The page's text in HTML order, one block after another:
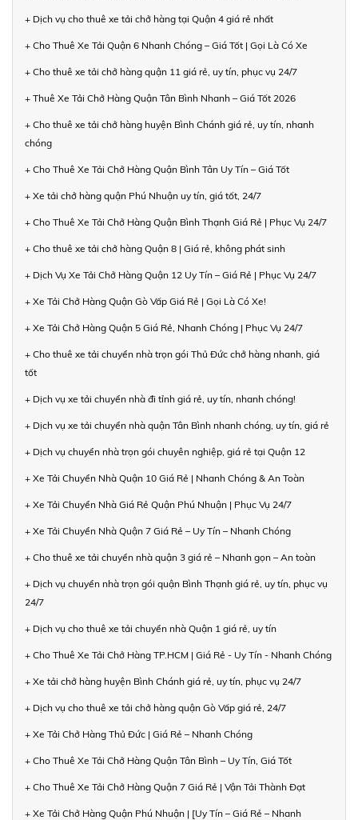
+ Dịch vụ cho thuê xe tải chở hàng tại Quận 4 giá rẻ nhất
+ Cho Thuê Xe Tải Quận 6 Nhanh Chóng – Giá Tốt | Gọi Là Có Xe
+ Cho thuê xe tải chở hàng quận 11 giá rẻ, uy tín, phục vụ 24/7
+ Thuê Xe Tải Chở Hàng Quận Tân Bình Nhanh – Giá Tốt 2026
+ Cho thuê xe tải chở hàng huyện Bình Chánh giá rẻ, uy tín, nhanh
chóng
+ Cho Thuê Xe Tải Chở Hàng Quận Bình Tân Uy Tín – Giá Tốt
+ Xe tải chở hàng quận Phú Nhuận uy tín, giá tốt, 24/7
+ Cho Thuê Xe Tải Chở Hàng Quận Bình Thạnh Giá Rẻ | Phục Vụ 24/7
+ Cho thuê xe tải chở hàng Quận 8 | Giá rẻ, không phát sinh
+ Dịch Vụ Xe Tải Chở Hàng Quận 12 Uy Tín – Giá Rẻ | Phục Vụ 24/7
+ Xe Tải Chở Hàng Quận Gò Vấp Giá Rẻ | Gọi Là Có Xe!
+ Xe Tải Chở Hàng Quận 5 Giá Rẻ, Nhanh Chóng | Phục Vụ 24/7
+ Cho thuê xe tải chuyển nhà trọn gói Thủ Đức chở hàng nhanh, giá
tốt
+ Dịch vụ xe tải chuyển nhà đi tỉnh giá rẻ, uy tín, nhanh chóng!
+ Dịch vụ xe tải chuyển nhà quận Tân Bình nhanh chóng, uy tín, giá rẻ
+ Dịch vụ chuyển nhà trọn gói chuyên nghiệp, giá rẻ tại Quận 12
+ Xe Tải Chuyển Nhà Quận 10 Giá Rẻ | Nhanh Chóng & An Toàn
+ Xe Tải Chuyển Nhà Giá Rẻ Quận Phú Nhuận | Phục Vụ 24/7
+ Xe Tải Chuyển Nhà Quận 7 Giá Rẻ – Uy Tín – Nhanh Chóng
+ Cho thuê xe tải chuyển nhà quận 3 giá rẻ – Nhanh gọn – An toàn
+ Dịch vụ chuyển nhà trọn gói quận Bình Thạnh giá rẻ, uy tín, phục vụ
24/7
+ Dịch vụ cho thuê xe tải chuyển nhà Quận 1 giá rẻ, uy tín
+ Cho Thuê Xe Tải Chở Hàng TP.HCM | Giá Rẻ - Uy Tín - Nhanh Chóng
+ Xe tải chở hàng huyện Bình Chánh giá rẻ, uy tín, phục vụ 24/7
+ Dịch vụ cho thuê xe tải chở hàng quận Gò Vấp giá rẻ, 24/7
+ Xe Tải Chở Hàng Thủ Đức | Giá Rẻ – Nhanh Chóng
+ Cho Thuê Xe Tải Chở Hàng Quận Tân Bình – Uy Tín, Giá Tốt
+ Cho Thuê Xe Tải Chở Hàng Quận 7 Giá Rẻ | Vận Tải Thành Đạt
+ Xe Tải Chở Hàng Quận Phú Nhuận | [Uy Tín – Giá Rẻ – Nhanh